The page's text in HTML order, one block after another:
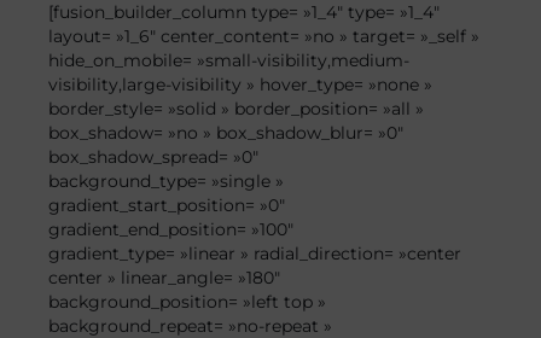
[fusion_builder_column type= »1_4″ type= »1_4″
layout= »1_6″ center_content= »no » target= »_self »
hide_on_mobile= »small-visibility,medium-
visibility,large-visibility » hover_type= »none »
border_style= »solid » border_position= »all »
box_shadow= »no » box_shadow_blur= »0″
box_shadow_spread= »0″
background_type= »single »
gradient_start_position= »0″
gradient_end_position= »100″
gradient_type= »linear » radial_direction= »center
center » linear_angle= »180″
background_position= »left top »
background_repeat= »no-repeat »